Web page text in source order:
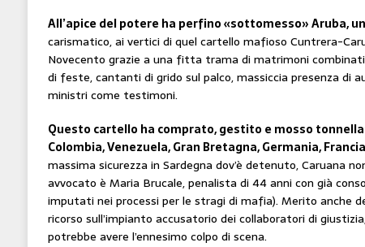
All’apice del potere ha perfino «sottomesso» Aruba,
carismatico, ai vertici di quel cartello mafioso Cuntrera-
Novecento grazie a una fitta trama di matrimoni
di feste, cantanti di grido sul palco, massiccia presenza
ministri come testimoni.
Questo cartello ha comprato, gestito e mosso
Colombia, Venezuela, Gran Bretagna, Germania,
massima sicurezza in Sardegna dov’è detenuto, Caruana
avvocato è Maria Brucale, penalista di 44 anni con già
imputati nei processi per le stragi di mafia). Merito anche
ricorso sull’impianto accusatorio dei collaboratori di
potrebbe avere l’ennesimo colpo di scena.